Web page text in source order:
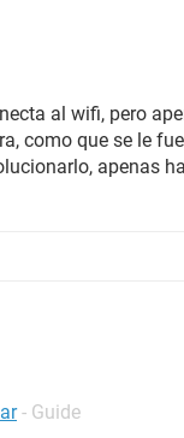
al wifi, pero
como que se le
apenas
- Guide